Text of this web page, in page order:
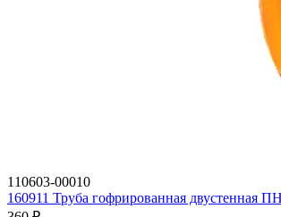
110603-00010
160911 Труба гофрированная двустенная